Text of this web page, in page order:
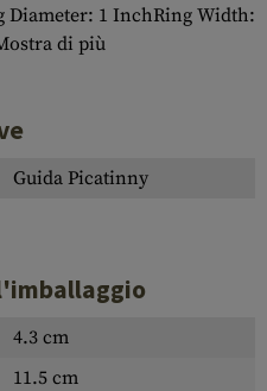
Diameter: 1 InchRing Width:
di più
Guida Picatinny
4.3 cm
11.5 cm